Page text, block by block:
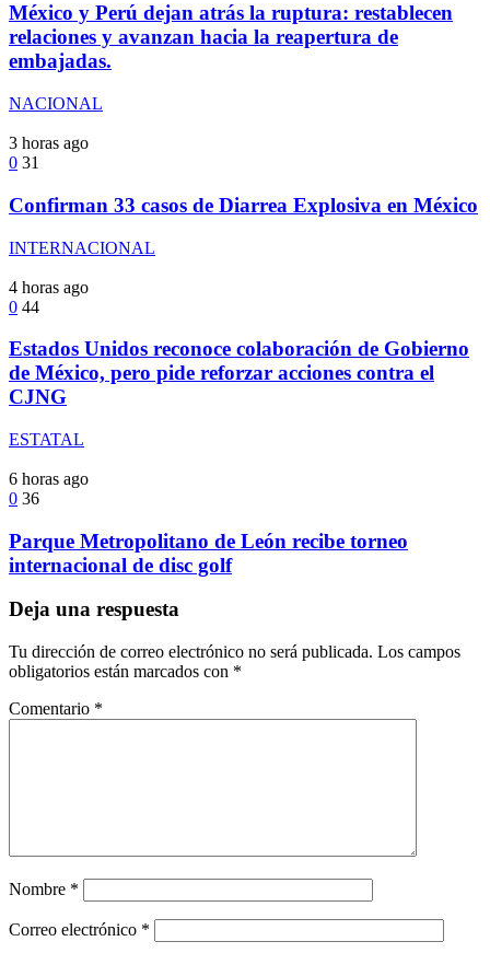
México y Perú dejan atrás la ruptura: restablecen
relaciones y avanzan hacia la reapertura de
embajadas.
NACIONAL
3 horas ago
0 31
Confirman 33 casos de Diarrea Explosiva en México
INTERNACIONAL
4 horas ago
0 44
Estados Unidos reconoce colaboración de Gobierno
de México, pero pide reforzar acciones contra el
CJNG
ESTATAL
6 horas ago
0 36
Parque Metropolitano de León recibe torneo
internacional de disc golf
Deja una respuesta
Tu dirección de correo electrónico no será publicada. Los campos
obligatorios están marcados con *
Comentario *
Nombre *
Correo electrónico *